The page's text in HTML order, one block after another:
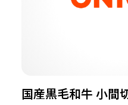
国産黒毛和牛 小間